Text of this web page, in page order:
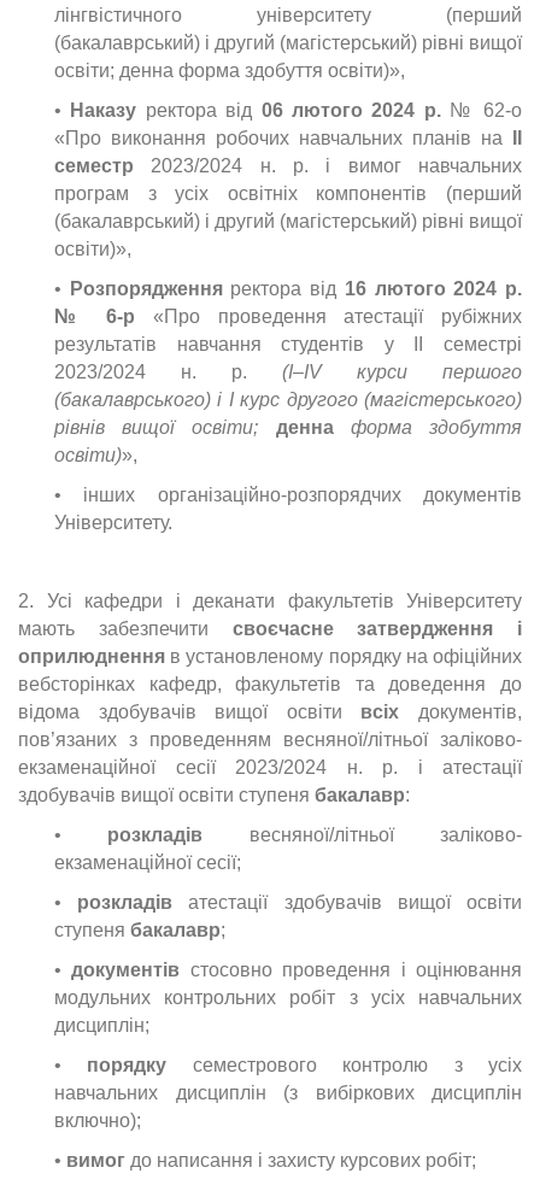
лінгвістичного університету (перший
(бакалаврський) і другий (магістерський) рівні вищої
освіти; денна форма здобуття освіти)»,
•
Наказу ректора від 06 лютого 2024 р.№ 62-о
«Про виконання робочих навчальних планів на
семестр 2023/2024 н. р. і вимог навчальних
програм з усіх освітніх компонентів (перший
(бакалаврський) і другий (магістерський) рівні вищої
освіти)»,
•
Розпорядженняректора від 16 лютого 2024 р.
№ 6-р «Про проведення атестації рубіжних
результатів навчання студентів у ІІ семестрі
2023/2024 н. р. (І–ІV курси першого
(бакалаврського) і І курс другого (магістерського)
рівнів вищої освіти; деннаформа здобуття
освіти)»,
• інших організаційно-розпорядчих документів
Університету.
2. Усі кафедри і деканати факультетів Університету
мають забезпечити своєчасне затвердження і
оприлюднення в установленому порядку на офіційних
вебсторінках кафедр, факультетів та доведення до
відома здобувачів вищої освіти всіх документів,
пов’язаних з проведенням весняної/літньої заліково-
екзаменаційної сесії 2023/2024 н. р. і атестації
здобувачів вищої освіти ступеня бакалавр:
• розкладів весняної/літньої заліково-
екзаменаційної сесії;
• розкладів атестації здобувачів вищої освіти
ступеня бакалавр;
•документів стосовно проведення і оцінювання
модульних контрольних робіт з усіх навчальних
дисциплін;
• порядку семестрового контролю з усіх
навчальних дисциплін (з вибіркових дисциплін
включно);
• вимог до написання і захисту курсових робіт;